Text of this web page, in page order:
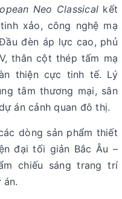
Neo Classical kết
xảo, công nghệ mạ
đèn áp lực cao, phủ
thân cột thép tấm mạ
thiện cực tinh tế. Lý
tâm thương mại, sân
án cảnh quan đô thị.
dòng sản phẩm thiết
đại tối giản Bắc Âu –
chiếu sáng trang trí